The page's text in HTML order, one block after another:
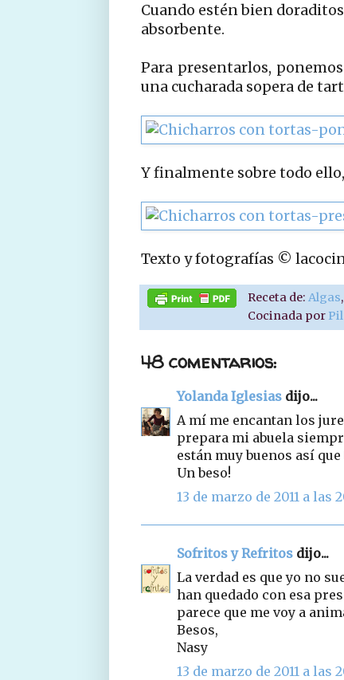
Cuando estén bien
absorbente.
Para presentarlos,
una cucharada sopera de
Y finalmente sobre todo
Texto y fotografías ©
Receta de:Algas,
Cocinada por
48 comentarios:
Yolanda Iglesias dijo...
A mí me encantan los
prepara mi abuela
están muy buenos así
Un beso!
13 de marzo de 2011 a las
Sofritos y Refritos dijo...
La verdad es que yo no
han quedado con esa
parece que me voy a
Besos,
Nasy
13 de marzo de 2011 a las